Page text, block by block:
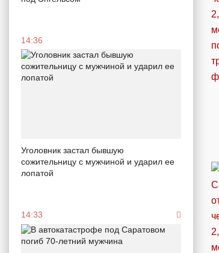
14:36
Уголовник застал бывшую
сожительницу с мужчиной и ударил ее
лопатой
14:33